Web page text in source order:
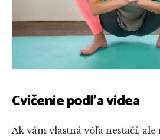
Cvičenie podľa videa
Ak vám vlastná vôľa nestačí,